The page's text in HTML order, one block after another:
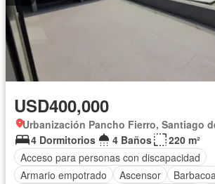
USD400,000
Urbanización Pancho Fierro, Santiago
4 Dormitorios
4 Baños
220 m²
Acceso para personas con discapacidad
Armario empotrado
Ascensor Barbacoa